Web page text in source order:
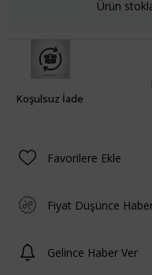
Ürün
Koşulsuz İade
Favorilere Ekle
Fiyat Düşünce
Gelince Haber Ver